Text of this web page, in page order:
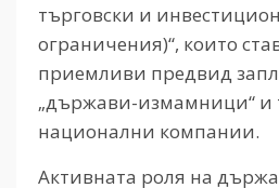
търговски и
ограничения)“, които
приемливи предвид
„държави-измамници“ и
национални компании.
Активната роля на